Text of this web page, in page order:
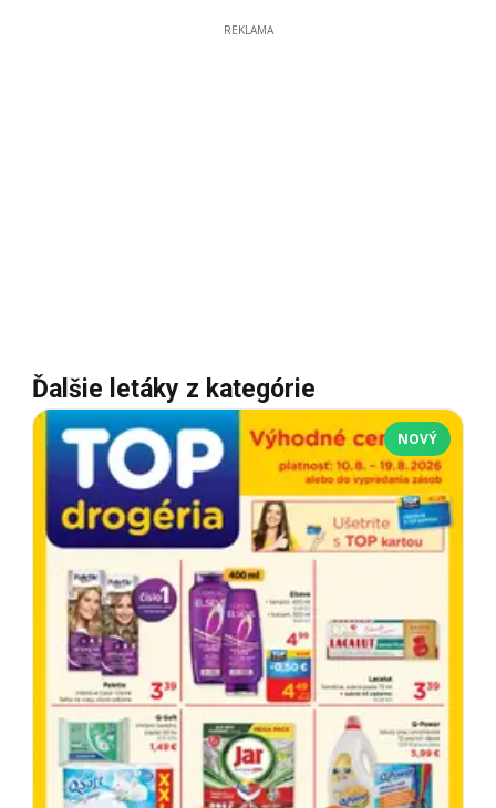
REKLAMA
Ďalšie letáky z kategórie
NOVÝ